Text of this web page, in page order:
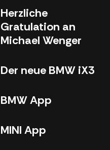
Herzliche
Gratulation an
Michael Wenger
Der neue BMW iX3
BMW App
MINI App